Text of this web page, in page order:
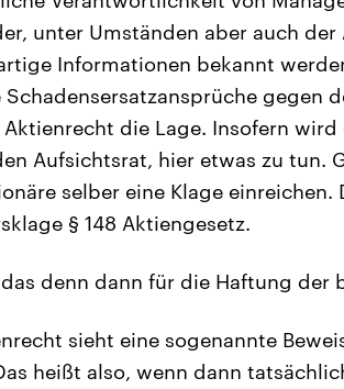
unter Umständen aber auch
Informationen bekannt
gegen
die Lage. Insofern
Aufsichtsrat, hier etwas zu tun.
selber eine Klage
§ 148 Aktiengesetz.
denn dann für die Haftung der
sieht eine sogenannte
heißt also, wenn dann